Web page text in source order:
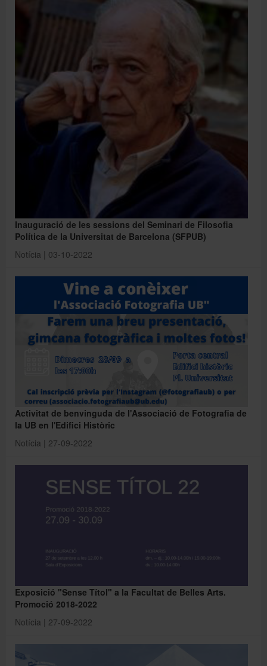
Inauguració de les sessions del Seminari de Filosofia
Política de la Universitat de Barcelona (SFPUB)
Notícia | 03-10-2022
Activitat de benvinguda de l'Associació de Fotografia de
la UB en l'Edifici Històric
Notícia | 27-09-2022
Exposició "Sense Títol" a la Facultat de Belles Arts.
Promoció 2018-2022
Notícia | 27-09-2022